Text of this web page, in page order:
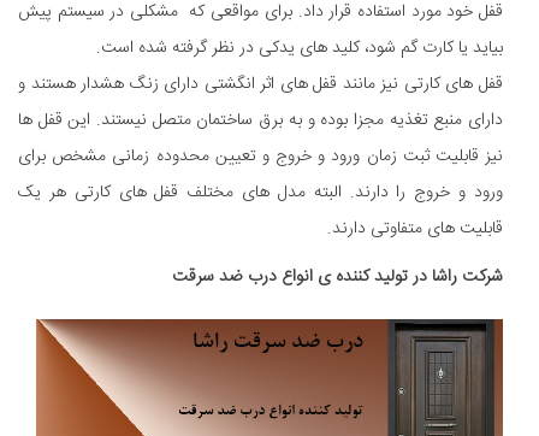
قفل خود مورد استفاده قرار داد. برای مواقعی که مشکلی در سیستم پیش
بیاید یا کارت گم شود، کلید های یدکی در نظر گرفته شده است.
قفل های کارتی نیز مانند قفل های اثر انگشتی دارای زنگ هشدار هستند و
دارای منبع تغذیه مجزا بوده و به برق ساختمان متصل نیستند. این قفل ها
نیز قابلیت ثبت زمان ورود و خروج و تعیین محدوده زمانی مشخص برای
ورود و خروج را دارند. البته مدل های مختلف قفل های کارتی هر یک
قابلیت های متفاوتی دارند.
شرکت راشا در تولید کننده ی انواع درب ضد سرقت